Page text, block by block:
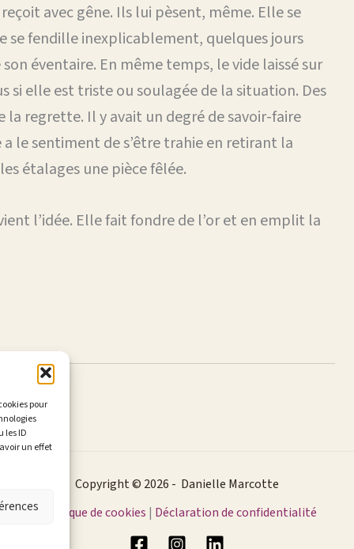
pour
les ID
un effet
avec gêne. Ils lui pèsent, même. Elle se
se fendille inexplicablement, quelques jours
éventaire. En même temps, le vide laissé sur
si elle est triste ou soulagée de la situation. Des
regrette. Il y avait un degré de savoir-faire
le sentiment de s’être trahie en retirant la
étalages une pièce fêlée.
l’idée. Elle fait fondre de l’or et en emplit la
Copyright © 2026 - Danielle Marcotte
Politique de cookies | Déclaration de confidentialité